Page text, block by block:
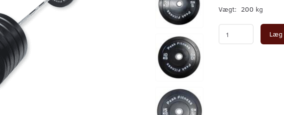
Vægt: 200 kg
Læg